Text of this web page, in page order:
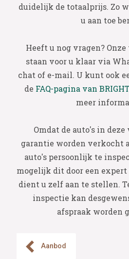
duidelijk de totaalprijs. Zo
u aan toe
Heeft u nog vragen?
staan voor u klaar via
chat of e-mail. U kunt ook
de FAQ-pagina van
meer
Omdat de auto's in
garantie worden verkocht
auto's persoonlijk te
mogelijk dit door een expert
dient u zelf aan te stellen.
inspectie kan
afspraak worden
Aanbod